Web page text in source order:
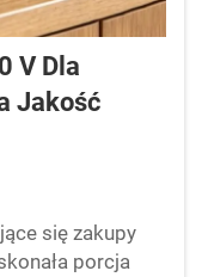
V Dla
Jakość
się zakupy
porcja